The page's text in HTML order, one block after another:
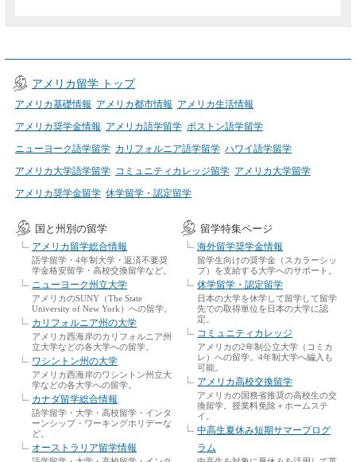
アメリカ留学 トップ
アメリカ基礎情報 アメリカ都市情報 アメリカ生活情報
アメリカ奨学金情報 アメリカ語学留学 ボストン語学留学
ニューヨーク語学留学 カリフォルニア語学留学 ハワイ語学留学
アメリカ大学語学留学 コミュニティカレッジ留学 アメリカ大学留学
アメリカ奨学金留学 休学留学・認定留学
国と州別の留学
アメリカ留学総合情報
語学留学・4年制大学・返済不要奨
学金格安留学・高校交換留学など。
ニューヨーク州立大学
アメリカのSUNY（The State
University of New York）への留学。
カリフォルニア州の大学
アメリカ西海岸のカリフォルニア州
立大学などの各大学への留学。
ワシントン州の大学
アメリカ西海岸のワシントン州立大
学などの各大学への留学。
カナダ留学総合情報
語学留学・大学・高校留学・インタ
ーンシップ・ワーキングホリデーな
ど。
オーストラリア留学情報
留学特集ページ
海外留学奨学金情報
留学生向けの奨学金（スカラーシッ
プ）を支給する大学へのサポート。
休学留学・認定留学
日本の大学を休学して留学して留学
先での取得単位を日本の大学に認
定。
コミュニティカレッジ
アメリカの2年制公立大学（コミカ
レ）への留学。4年制大学へ編入も
可能。
アメリカ高校交換留学
アメリカの国務省推奨の高校生の交
換留学。授業料免除＋ホームステ
イ。
中高生夏休み短期サマープログ
ラム